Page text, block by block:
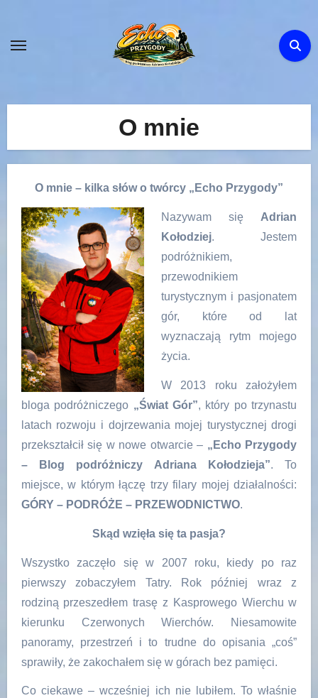
content
O mnie
O mnie – kilka słów o twórcy „Echo Przygody”
Nazywam się Adrian
Kołodziej. Jestem
podróżnikiem,
przewodnikiem
turystycznym i pasjonatem
gór, które od lat
wyznaczają rytm mojego
życia.
W 2013 roku założyłem
bloga podróżniczego „Świat Gór”, który po trzynastu
latach rozwoju i dojrzewania mojej turystycznej drogi
przekształcił się w nowe otwarcie – „Echo Przygody
– Blog podróżniczy Adriana Kołodzieja”. To
miejsce, w którym łączę trzy filary mojej działalności:
GÓRY – PODRÓŻE – PRZEWODNICTWO.
Skąd wzięła się ta pasja?
Wszystko zaczęło się w 2007 roku, kiedy po raz
pierwszy zobaczyłem Tatry. Rok później wraz z
rodziną przeszedłem trasę z Kasprowego Wierchu w
kierunku Czerwonych Wierchów. Niesamowite
panoramy, przestrzeń i to trudne do opisania „coś”
sprawiły, że zakochałem się w górach bez pamięci.
Co ciekawe – wcześniej ich nie lubiłem. To właśnie